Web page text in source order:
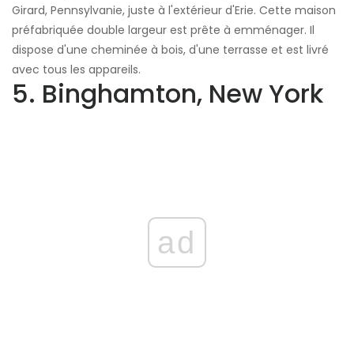
Girard, Pennsylvanie, juste à l'extérieur d'Erie. Cette maison
préfabriquée double largeur est prête à emménager. Il
dispose d'une cheminée à bois, d'une terrasse et est livré
avec tous les appareils.
5. Binghamton, New York
ad